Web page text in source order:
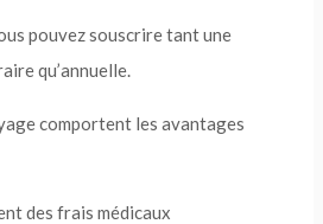
pouvez souscrire tant une
qu’annuelle.
comportent les avantages
des frais médicaux